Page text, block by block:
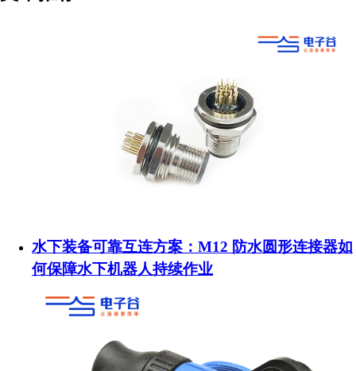
水下装备可靠互连方案：M12 防水圆形连接器如
何保障水下机器人持续作业